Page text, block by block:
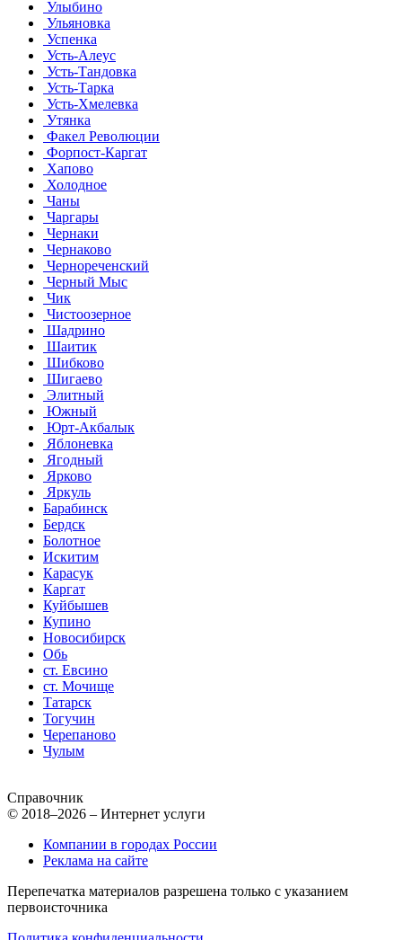
Улыбино
Ульяновка
Успенка
Усть-Алеус
Усть-Тандовка
Усть-Тарка
Усть-Хмелевка
Утянка
Факел Революции
Форпост-Каргат
Хапово
Холодное
Чаны
Чаргары
Чернаки
Чернаково
Чернореченский
Черный Мыс
Чик
Чистоозерное
Шадрино
Шаитик
Шибково
Шигаево
Элитный
Южный
Юрт-Акбалык
Яблоневка
Ягодный
Ярково
Яркуль
Барабинск
Бердск
Болотное
Искитим
Карасук
Каргат
Куйбышев
Купино
Новосибирск
Обь
ст. Евсино
ст. Мочище
Татарск
Тогучин
Черепаново
Чулым
Справочник
© 2018–2026 – Интернет услуги
Компании в городах России
Реклама на сайте
Перепечатка материалов разрешена только с указанием
первоисточника